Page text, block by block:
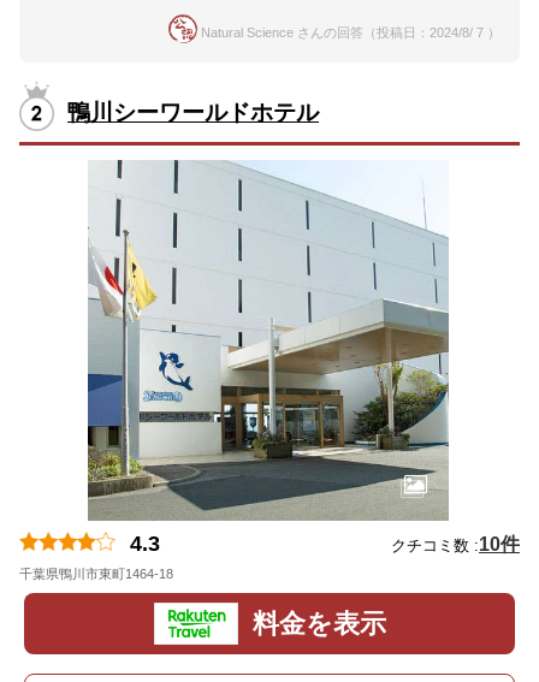
Natural Science さんの回答（投稿日：2024/8/ 7 ）
鴨川シーワールドホテル
4.3 クチコミ数 :10件
千葉県鴨川市東町1464-18
料金を表示